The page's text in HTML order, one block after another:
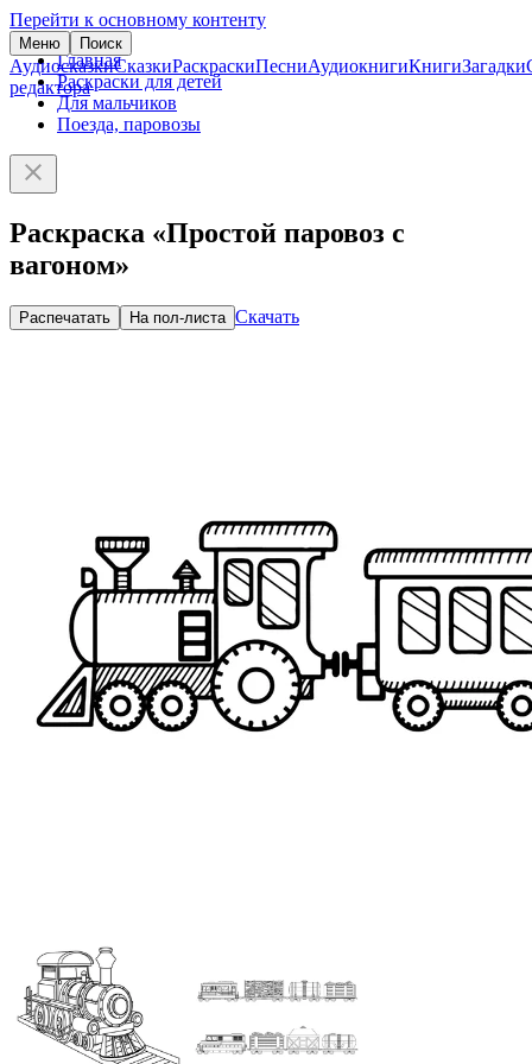
Перейти к основному контенту
Меню Поиск
АудиосказкиСказкиРаскраскиПесниАудиокнигиКнигиЗагадки
редактора
Главная
Раскраски для детей
Для мальчиков
Поезда, паровозы
Раскраска «Простой паровоз с
вагоном»
Распечатать На пол-листа Скачать